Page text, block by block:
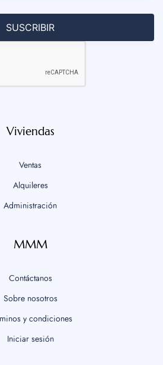
Viviendas
Ventas
Alquileres
Administración
MMM
Contáctanos
Sobre nosotros
y condiciones
Iniciar sesión